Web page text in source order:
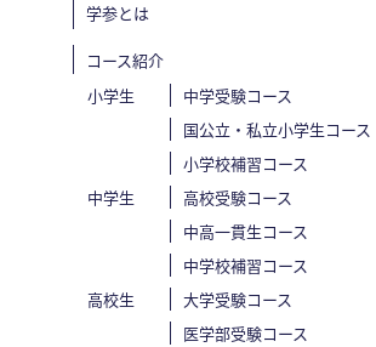
学参とは
コース紹介
小学生
中学受験コース
国公立・私立小学生コース
小学校補習コース
中学生
高校受験コース
中高一貫生コース
中学校補習コース
高校生
大学受験コース
医学部受験コース